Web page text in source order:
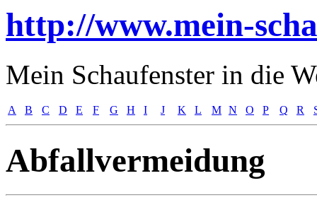
http://www.mein-
Mein Schaufenster in die
A B C D E F G H I J K L M N O P Q R
Abfallvermeidung